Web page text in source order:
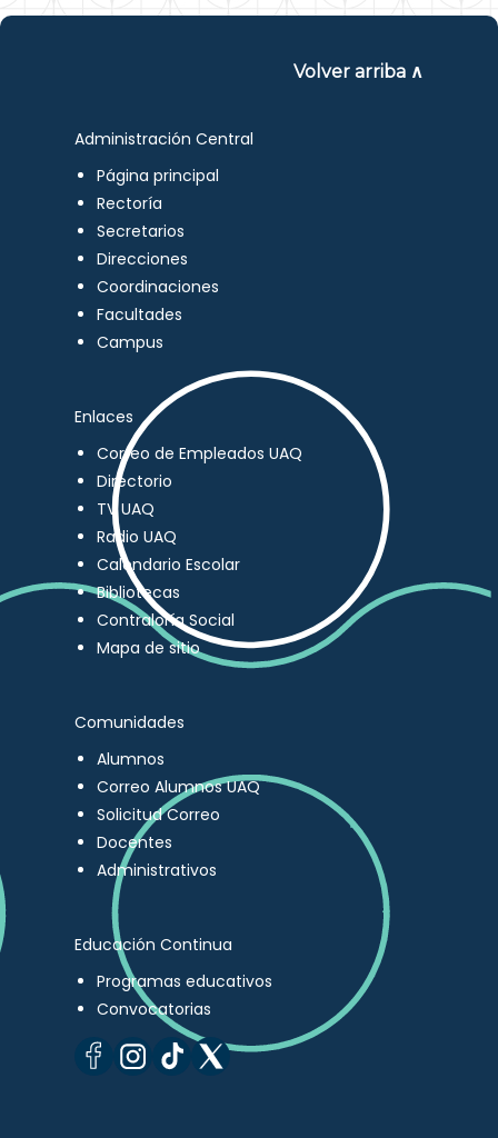
Volver arriba ∧
Administración Central
Página principal
Rectoría
Secretarios
Direcciones
Coordinaciones
Facultades
Campus
Enlaces
Correo de Empleados UAQ
Directorio
TV UAQ
Radio UAQ
Calendario Escolar
Bibliotecas
Contraloría Social
Mapa de sitio
Comunidades
Alumnos
Correo Alumnos UAQ
Solicitud Correo
Docentes
Administrativos
Educación Continua
Programas educativos
Convocatorias